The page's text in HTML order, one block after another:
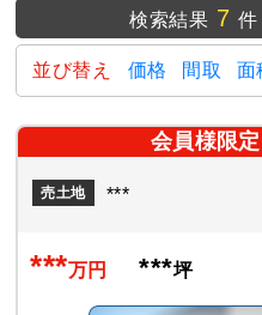
検索結果 7 件
並び替え 価格 間取 面
会員様限
売土地 ***
***万円 ***坪